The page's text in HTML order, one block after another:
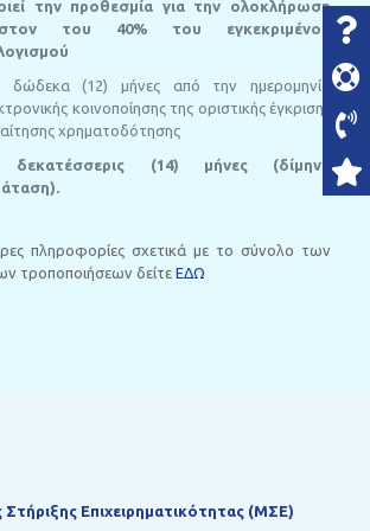
την προθεσμία για την ολοκλήρωση
του 40% του εγκεκριμένου
δώδεκα (12) μήνες από την ημερομηνία
κοινοποίησης της οριστικής έγκρισης
χρηματοδότησης
(14) μήνες (δίμηνη
πληροφορίες σχετικά με το σύνολο των
τροποποιήσεων δείτε ΕΔΩ
Στήριξης Επιχειρηματικότητας (ΜΣΕ)